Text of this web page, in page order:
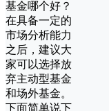
基金哪个好？
在具备一定的
市场分析能力
之后，建议大
家可以选择放
弃主动型基金
和场外基金。
下面简单说下